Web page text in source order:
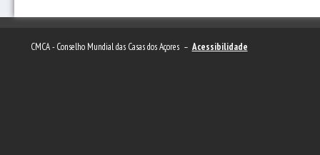
CMCA - Conselho Mundial das Casas dos Açores – Acessibilidade